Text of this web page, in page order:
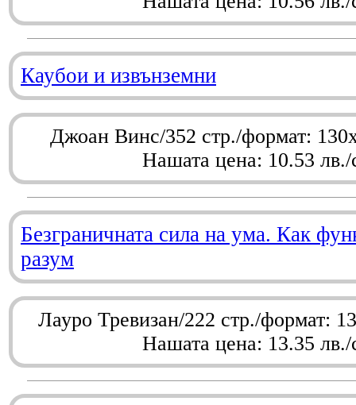
Каубои и извънземни
Джоан Винс/352 стр./формат:
Нашата цена: 10.53 лв./
Безграничната сила на ума. Как
разум
Лауро Тревизан/222 стр./формат:
Нашата цена: 13.35 лв./